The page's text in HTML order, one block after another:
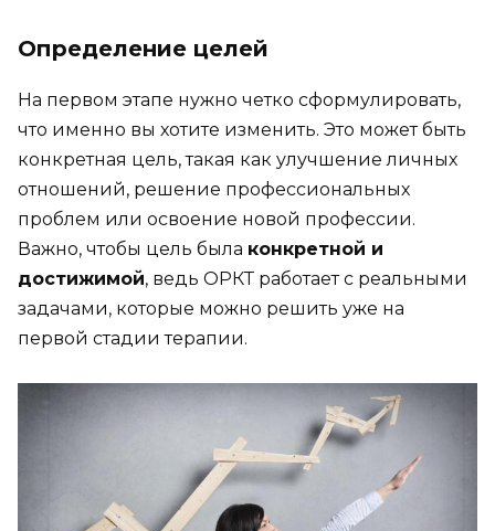
Определение целей
На первом этапе нужно четко сформулировать,
что именно вы хотите изменить. Это может быть
конкретная цель, такая как улучшение личных
отношений, решение профессиональных
проблем или освоение новой профессии.
Важно, чтобы цель была конкретной и
достижимой, ведь ОРКТ работает с реальными
задачами, которые можно решить уже на
первой стадии терапии.